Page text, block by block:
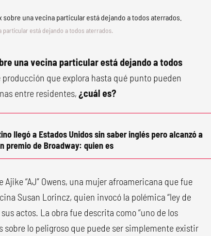
está dejando a todos aterrados.
una vecina particular está dejando a todos
que explora hasta qué punto pueden
entre residentes, ¿cuál es?
llegó a Estados Unidos sin saber inglés pero alcanzó a
premio de Broadway: quien es
Ajike “AJ” Owens, una mujer afroamericana que fue
Susan Lorincz, quien invocó la polémica “ley de
actos. La obra fue descrita como “uno de los
lo peligroso que puede ser simplemente existir